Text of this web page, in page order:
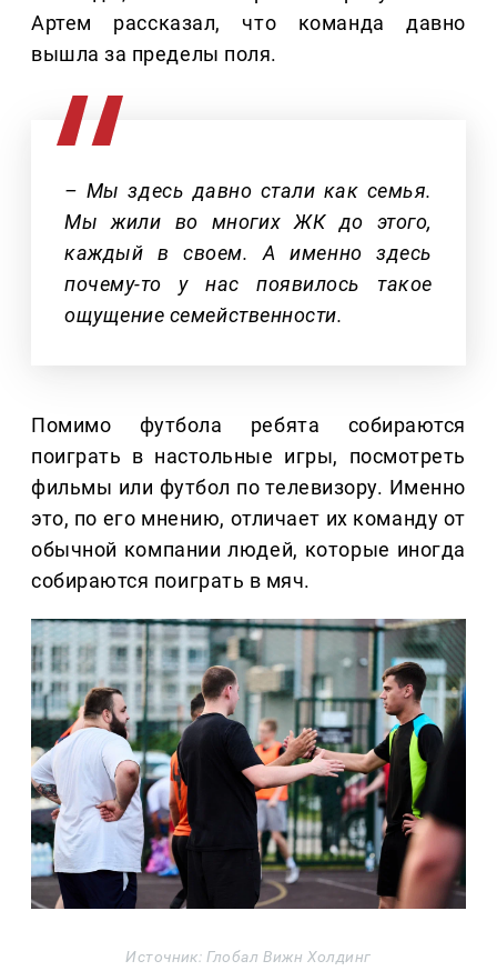
Артем рассказал, что команда давно
вышла за пределы поля.
– Мы здесь давно стали как семья.
Мы жили во многих ЖК до этого,
каждый в своем. А именно здесь
почему-то у нас появилось такое
ощущение семейственности.
Помимо футбола ребята собираются
поиграть в настольные игры, посмотреть
фильмы или футбол по телевизору. Именно
это, по его мнению, отличает их команду от
обычной компании людей, которые иногда
собираются поиграть в мяч.
Источник: Глобал Вижн Холдинг